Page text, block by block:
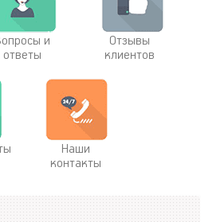
и
ответы
Отзывы
клиентов
Наши
контакты